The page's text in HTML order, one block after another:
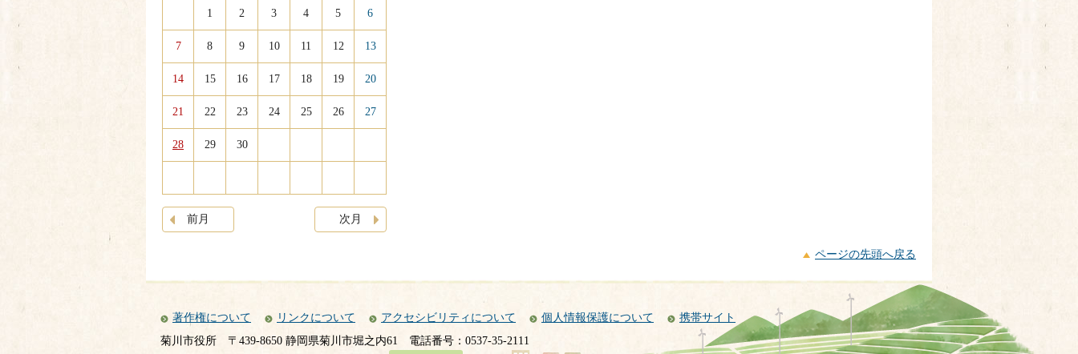
1 2 3 4 5 6
7 8 9 10 11 12 13
14 15 16 17 18 19 20
21 22 23 24 25 26 27
28 29 30
前月 次月
ページの先頭へ戻る
著作権について リンクについて アクセシビリティについて 個人情報保護について
携帯サイト
菊川市役所
〒439-8650 静岡県菊川市堀之内61 電話番号：0537-35-2111